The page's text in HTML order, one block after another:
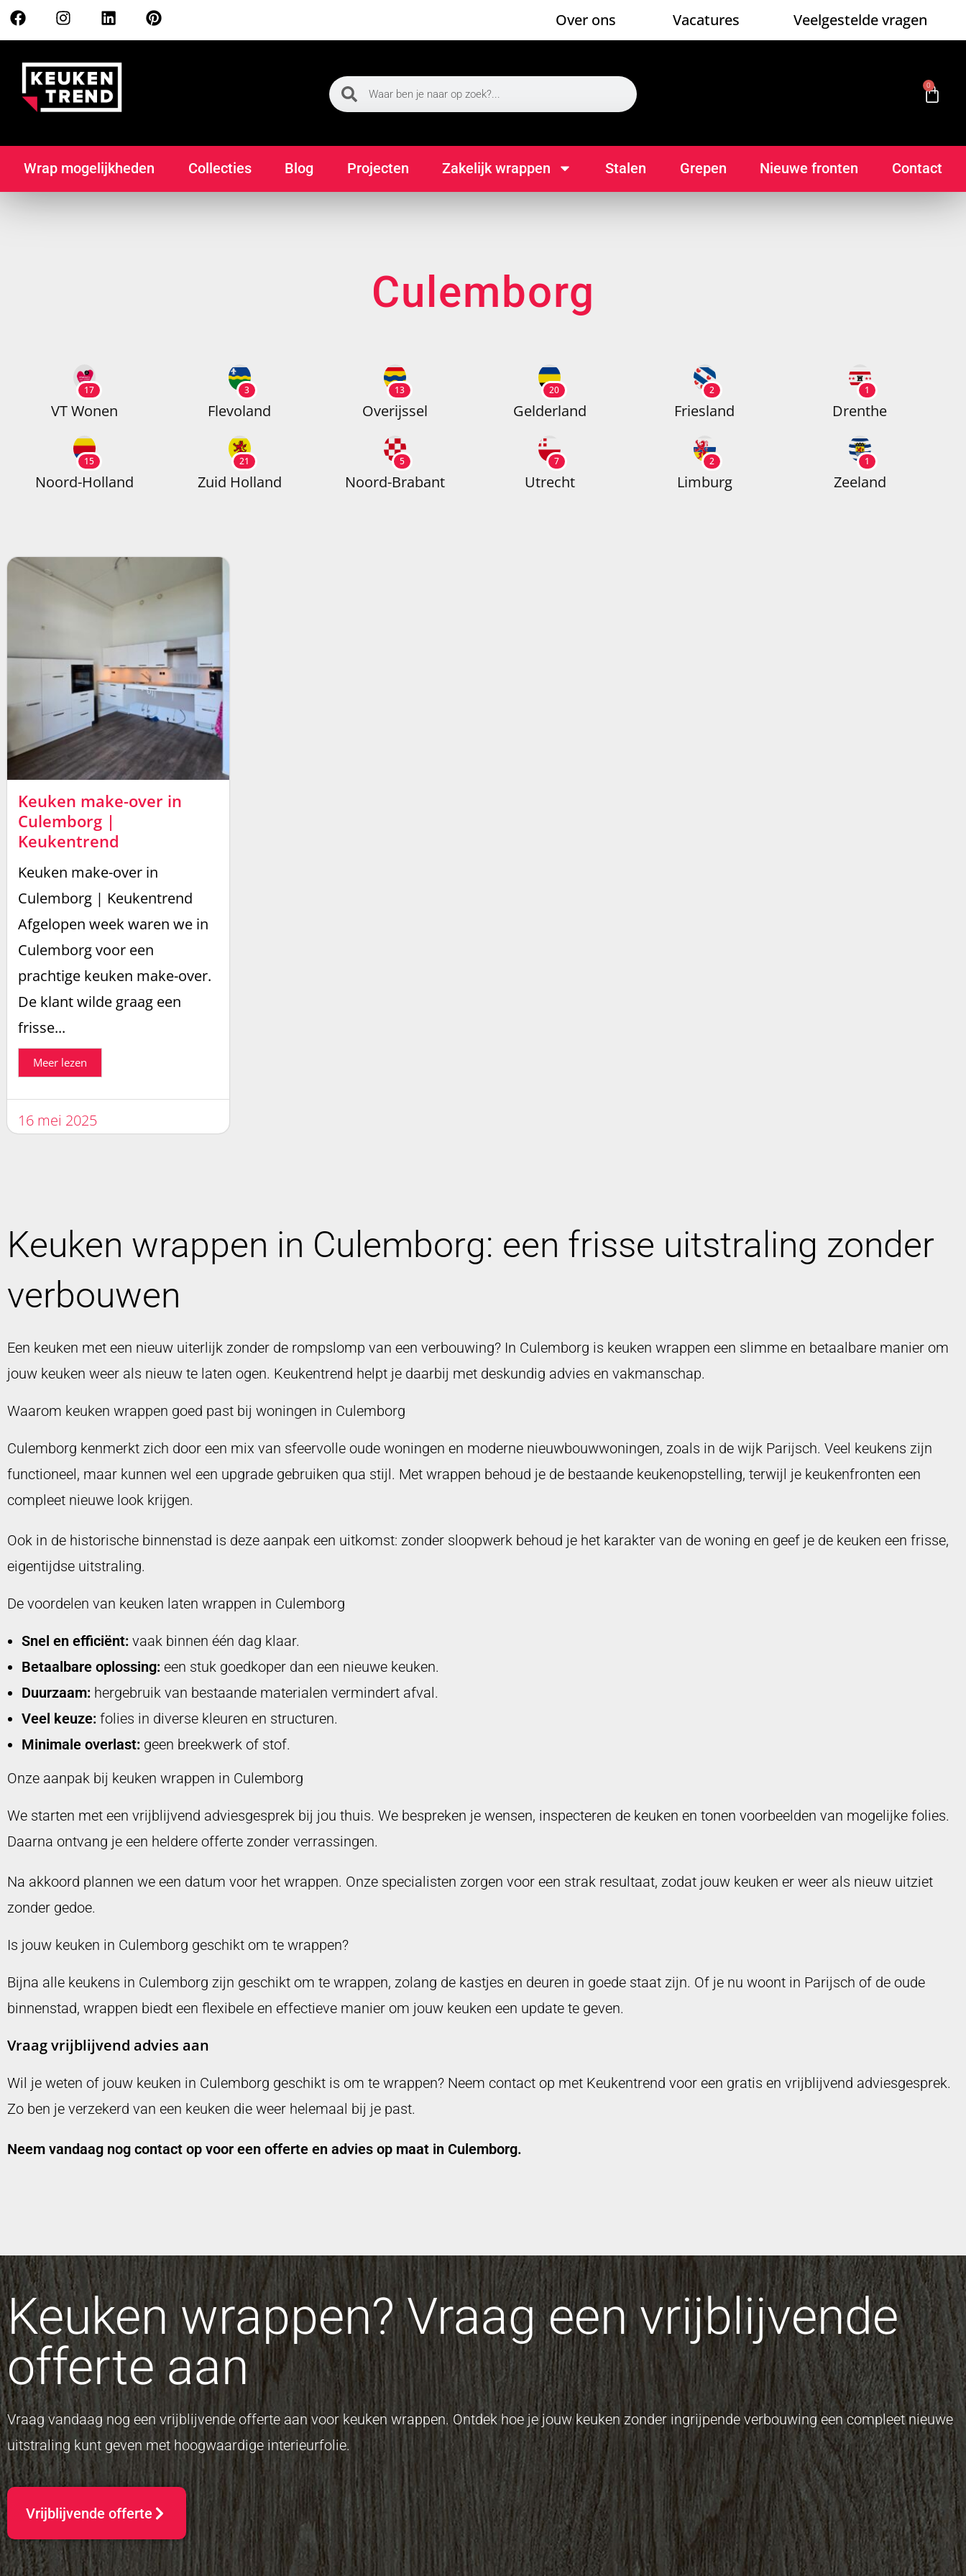
Over ons Vacatures Veelgestelde vragen
0
Wrap mogelijkheden Collecties Blog Projecten Zakelijk wrappen Stalen Grepen Nieuwe fronten Contact
Culemborg
17
VT Wonen
3
Flevoland
13
Overijssel
20
Gelderland
2
Friesland
1
Drenthe
15
Noord-Holland
21
Zuid Holland
5
Noord-Brabant
7
Utrecht
2
Limburg
1
Zeeland
Keuken make-over in
Culemborg |
Keukentrend
16 mei 2025
Keuken make-over in
Culemborg | Keukentrend
Afgelopen week waren we in
Culemborg voor een
prachtige keuken make-over.
De klant wilde graag een
frisse...
Meer lezen
Keuken wrappen in Culemborg: een frisse uitstraling zonder
verbouwen
Een keuken met een nieuw uiterlijk zonder de rompslomp van een verbouwing? In Culemborg is keuken wrappen een slimme en betaalbare manier om
jouw keuken weer als nieuw te laten ogen. Keukentrend helpt je daarbij met deskundig advies en vakmanschap.
Waarom keuken wrappen goed past bij woningen in Culemborg
Culemborg kenmerkt zich door een mix van sfeervolle oude woningen en moderne nieuwbouwwoningen, zoals in de wijk Parijsch. Veel keukens zijn
functioneel, maar kunnen wel een upgrade gebruiken qua stijl. Met wrappen behoud je de bestaande keukenopstelling, terwijl je keukenfronten een
compleet nieuwe look krijgen.
Ook in de historische binnenstad is deze aanpak een uitkomst: zonder sloopwerk behoud je het karakter van de woning en geef je de keuken een frisse,
eigentijdse uitstraling.
De voordelen van keuken laten wrappen in Culemborg
Snel en efficiënt: vaak binnen één dag klaar.
Betaalbare oplossing: een stuk goedkoper dan een nieuwe keuken.
Duurzaam: hergebruik van bestaande materialen vermindert afval.
Veel keuze: folies in diverse kleuren en structuren.
Minimale overlast: geen breekwerk of stof.
Onze aanpak bij keuken wrappen in Culemborg
We starten met een vrijblijvend adviesgesprek bij jou thuis. We bespreken je wensen, inspecteren de keuken en tonen voorbeelden van mogelijke folies.
Daarna ontvang je een heldere offerte zonder verrassingen.
Na akkoord plannen we een datum voor het wrappen. Onze specialisten zorgen voor een strak resultaat, zodat jouw keuken er weer als nieuw uitziet
zonder gedoe.
Is jouw keuken in Culemborg geschikt om te wrappen?
Bijna alle keukens in Culemborg zijn geschikt om te wrappen, zolang de kastjes en deuren in goede staat zijn. Of je nu woont in Parijsch of de oude
binnenstad, wrappen biedt een flexibele en effectieve manier om jouw keuken een update te geven.
Vraag vrijblijvend advies aan
Wil je weten of jouw keuken in Culemborg geschikt is om te wrappen? Neem contact op met Keukentrend voor een gratis en vrijblijvend adviesgesprek.
Zo ben je verzekerd van een keuken die weer helemaal bij je past.
Neem vandaag nog contact op voor een offerte en advies op maat in Culemborg.
Keuken wrappen? Vraag een vrijblijvende
offerte aan
Vraag vandaag nog een vrijblijvende offerte aan voor keuken wrappen. Ontdek hoe je jouw keuken zonder ingrijpende verbouwing een compleet nieuwe
uitstraling kunt geven met hoogwaardige interieurfolie.
Vrijblijvende offerte